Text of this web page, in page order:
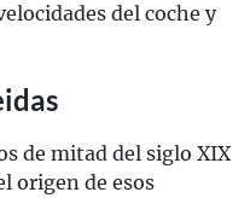
del coche y
de mitad del siglo XIX
origen de esos